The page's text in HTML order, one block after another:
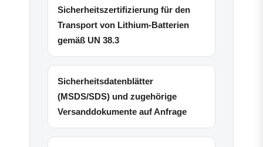
Sicherheitszertifizierung für den
Transport von Lithium-Batterien
gemäß UN 38.3
Sicherheitsdatenblätter
(MSDS/SDS) und zugehörige
Versanddokumente auf Anfrage